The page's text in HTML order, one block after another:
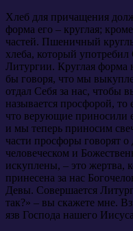
Хлеб для причащения
форма его – круглая;
частей. Пшеничный
хлеба, который
Литургии. Круглая форма
бы говоря, что мы
отдал Себя за нас, чтобы
называется просфорой,
что верующие приносили
и мы теперь приносим
части просфоры говорят
человеческом и
искуплены, – это жертва,
принесена за нас
Девы. Совершается
так?» – вы скажете мне.
язв Господа нашего